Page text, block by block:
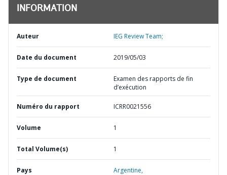
INFORMATION
Auteur IEG Review Team;
Date du document 2019/05/03
Type de document
Examen des rapports de fin
d’exécution
Numéro du rapport ICRR0021556
Volume 1
Total Volume(s) 1
Pays Argentine,